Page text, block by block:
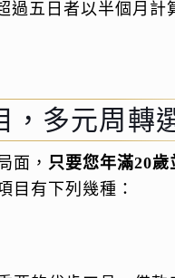
過五日者以半個月計
，多元周轉
面， 只要您年滿20
目有下列幾種：